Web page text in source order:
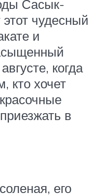
Сасык-
чудесный
и
когда
кто хочет
в
его